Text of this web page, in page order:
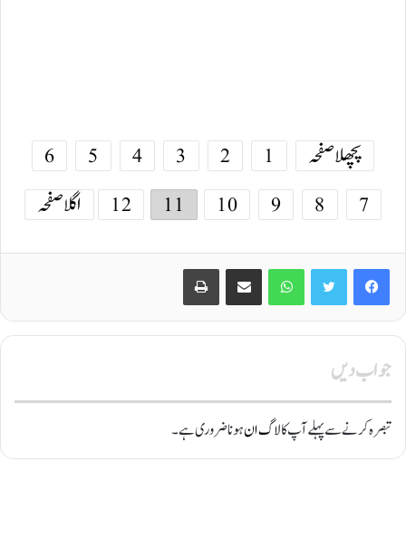
پچھلا صفحہ 1
2
3
4
5
6
7
8
9
10
11
12 اگلا صفحہ
Facebook
Twitter
WhatsApp
Share via Email
Print
جواب دیں
تبصرہ کرنے سے پہلے آپ کالاگ انہونا ضروری ہے۔